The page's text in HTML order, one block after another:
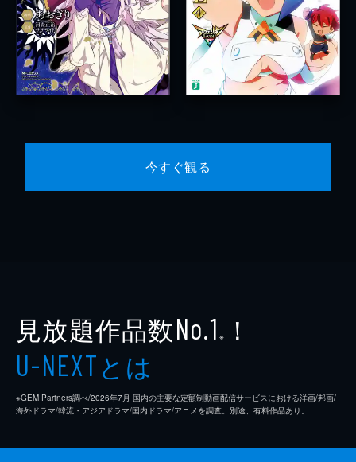
今すぐ観る
見放題作品数No.1 ※ ！
U-NEXTとは
※GEM Partners調べ/2026年7⽉ 国内の主要な定額制動画配信サービスにおける洋画/邦画/
海外ドラマ/韓流・アジアドラマ/国内ドラマ/アニメを調査。別途、有料作品あり。